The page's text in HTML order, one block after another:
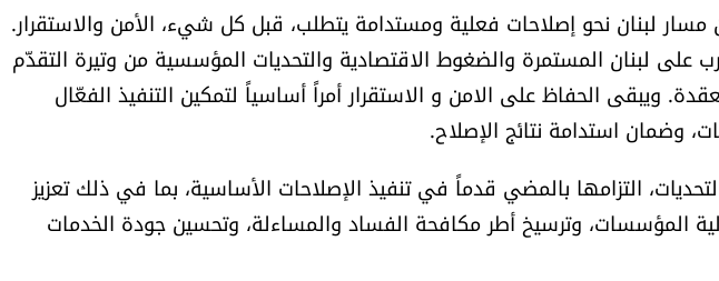
لبنان نحو إصلاحات فعلية ومستدامة يتطلب، قبل كل شيء، الأمن والاستقرار.
على لبنان المستمرة والضغوط الاقتصادية والتحديات المؤسسية من وتيرة التقدّم
ويبقى الحفاظ على الامن و الاستقرار أمراً أساسياً لتمكين التنفيذ الفعّال
وضمان استدامة نتائج الإصلاح.
التزامها بالمضي قدماً في تنفيذ الإصلاحات الأساسية، بما في ذلك تعزيز
المؤسسات، وترسيخ أطر مكافحة الفساد والمساءلة، وتحسين جودة الخدمات